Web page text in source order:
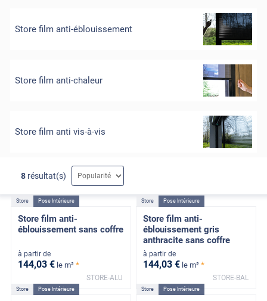
Store film anti-éblouissement
Store film anti-chaleur
Store film anti vis-à-vis
8 résultat(s)
Store Pose Intérieure
Store film anti-
éblouissement sans coffre
à partir de
144,03 € le m² *
STORE-ALU
Store Pose Intérieure
Store film anti-
éblouissement gris
anthracite sans coffre
à partir de
144,03 € le m² *
STORE-BAL
Store Pose Intérieure Store Pose Intérieure